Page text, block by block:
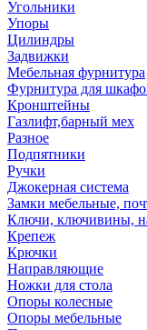
Угольники
Упоры
Цилиндры
Задвижки
Мебельная фурнитура
Фурнитура для
Кронштейны
Газлифт,барный мех
Разное
Подпятники
Ручки
Джокерная система
Замки мебельные,
Ключи, ключивины,
Крепеж
Крючки
Направляющие
Ножки для стола
Опоры колесные
Опоры мебельные